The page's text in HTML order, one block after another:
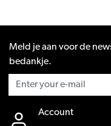
Meld je aan voor de
bedankje.
Account